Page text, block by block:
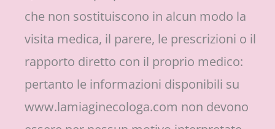
che non sostituiscono in alcun modo la
visita medica, il parere, le prescrizioni o il
rapporto diretto con il proprio medico:
pertanto le informazioni disponibili su
www.lamiaginecologa.com non devono